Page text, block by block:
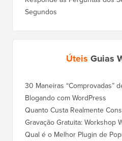
Segundos
Úteis Guias
30 Maneiras “Comprovadas”
Blogando com WordPress
Quanto Custa Realmente
Gravação Gratuita: Workshop
Qual é o Melhor Plugin de